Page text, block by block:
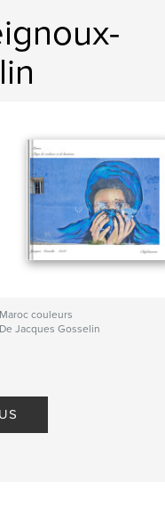
Maroc couleurs
De Jacques Gosselin